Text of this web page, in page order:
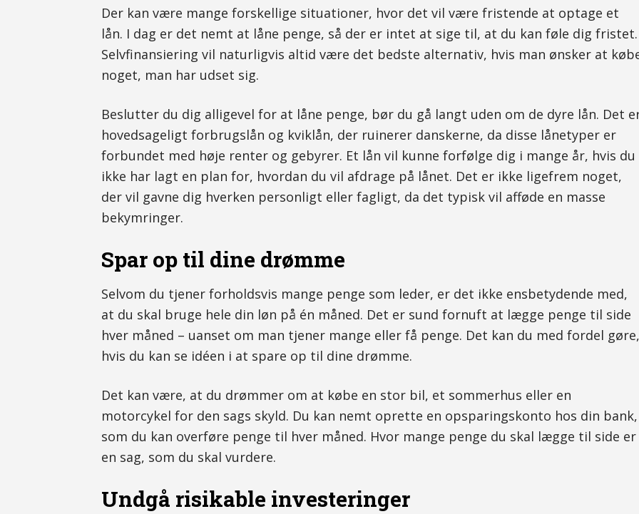
Der kan være mange forskellige situationer, hvor det vil være fristende at optage et
lån. I dag er det nemt at låne penge, så der er intet at sige til, at du kan føle dig fristet.
Selvfinansiering vil naturligvis altid være det bedste alternativ, hvis man ønsker at
noget, man har udset sig.
Beslutter du dig alligevel for at låne penge, bør du gå langt uden om de dyre lån. Det
hovedsageligt forbrugslån og kviklån, der ruinerer danskerne, da disse lånetyper er
forbundet med høje renter og gebyrer. Et lån vil kunne forfølge dig i mange år, hvis du
ikke har lagt en plan for, hvordan du vil afdrage på lånet. Det er ikke ligefrem noget,
der vil gavne dig hverken personligt eller fagligt, da det typisk vil afføde en masse
bekymringer.
Spar op til dine drømme
Selvom du tjener forholdsvis mange penge som leder, er det ikke ensbetydende med,
at du skal bruge hele din løn på én måned. Det er sund fornuft at lægge penge til side
hver måned – uanset om man tjener mange eller få penge. Det kan du med fordel gøre,
hvis du kan se idéen i at spare op til dine drømme.
Det kan være, at du drømmer om at købe en stor bil, et sommerhus eller en
motorcykel for den sags skyld. Du kan nemt oprette en opsparingskonto hos din bank,
som du kan overføre penge til hver måned. Hvor mange penge du skal lægge til side er
en sag, som du skal vurdere.
Undgå risikable investeringer